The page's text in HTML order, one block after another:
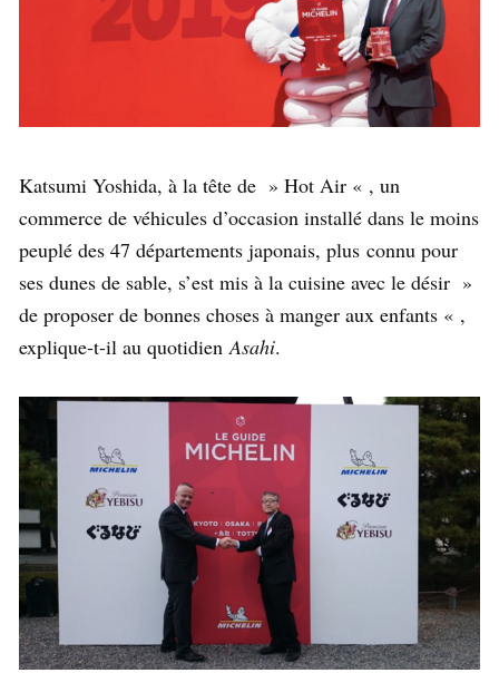
Katsumi Yoshida, à la tête de » Hot Air « , un
commerce de véhicules d’occasion installé dans le moins
peuplé des 47 départements japonais, plus connu pour
ses dunes de sable, s’est mis à la cuisine avec le désir »
de proposer de bonnes choses à manger aux enfants « ,
explique-t-il au quotidienAsahi.